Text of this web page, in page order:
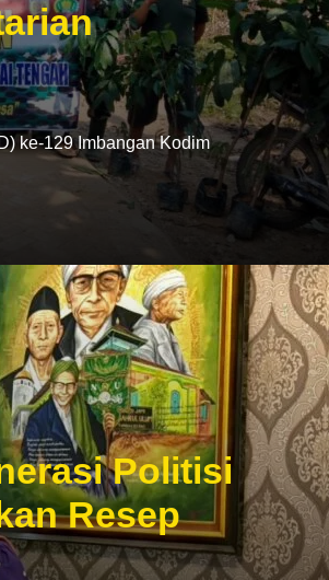
ke-129 Imbangan Kodim
Politisi
Resep